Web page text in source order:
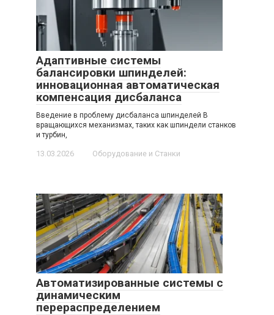
Адаптивные системы
балансировки шпинделей:
инновационная автоматическая
компенсация дисбаланса
Введение в проблему дисбаланса шпинделей В
вращающихся механизмах, таких как шпиндели станков
и турбин,
13.03.2026 Оборудование и Станки
Автоматизированные системы с
динамическим
перераспределением